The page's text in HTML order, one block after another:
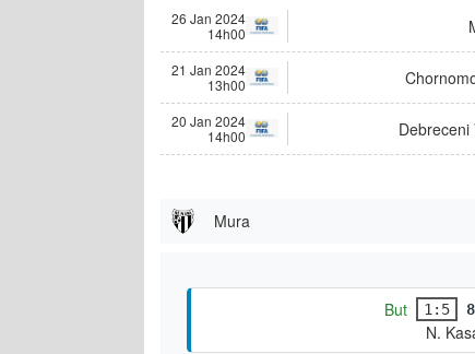
26 Jan 2024
14h00
21 Jan 2024
13h00
20 Jan 2024
14h00
Debreceni
Mura
But 1:5
N.